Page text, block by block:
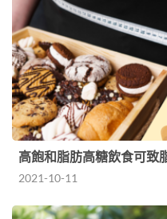
高飽和脂肪高糖飲食可致
2021-10-11